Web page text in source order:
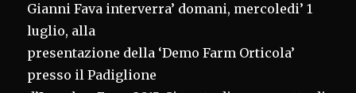
Gianni Fava interverra’ domani, mercoledi’ 1
luglio, alla
presentazione della ‘Demo Farm Orticola’
presso il Padiglione